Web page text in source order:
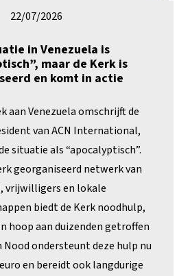
22/07/2026
in Venezuela is
maar de Kerk is
en komt in actie
aan Venezuela omschrijft de
van ACN International,
situatie als “apocalyptisch”.
georganiseerd netwerk van
vrijwilligers en lokale
biedt de Kerk noodhulp,
hoop aan duizenden getroffen
Nood ondersteunt deze hulp nu
en bereidt ook langdurige